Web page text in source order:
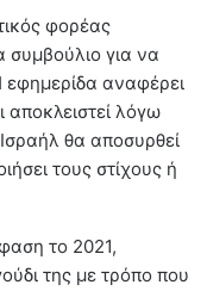
φορέας
για να
εφημερίδα αναφέρει
αποκλειστεί λόγω
θα αποσυρθεί
τους στίχους ή
το 2021,
της με τρόπο που